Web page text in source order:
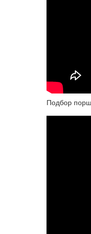
Подбор